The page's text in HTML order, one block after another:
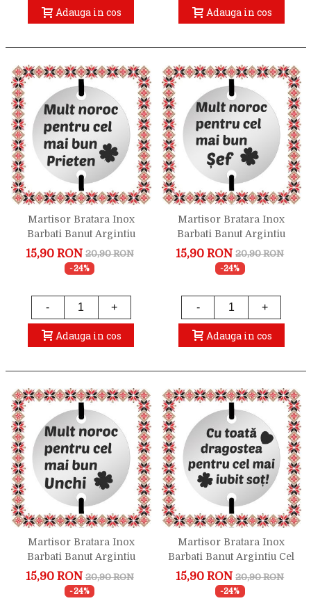
Adauga in cos Adauga in cos
Martisor Bratara Inox
Barbati Banut Argintiu
Mult Noroc Prieten
15,90 RON 20,90 RON
-24%
- +
Adauga in cos
Martisor Bratara Inox
Barbati Banut Argintiu
Mult Noroc Sef
15,90 RON 20,90 RON
-24%
- +
Adauga in cos
Martisor Bratara Inox
Barbati Banut Argintiu
Mult Noroc Bun Unchi
15,90 RON 20,90 RON
-24%
Martisor Bratara Inox
Barbati Banut Argintiu Cel
Mai Iubit Sot
15,90 RON 20,90 RON
-24%